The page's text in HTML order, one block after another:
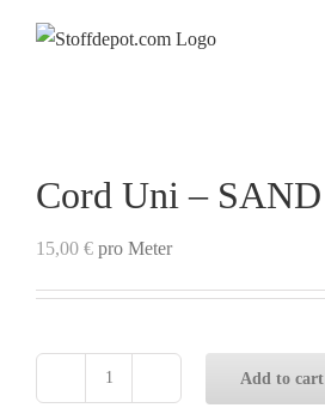
Cord Uni – SAND
15,00 € pro Meter
Add to cart